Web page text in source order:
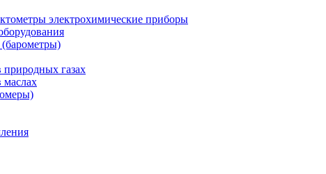
электрохимические приборы
(барометры)
природных газах
маслах